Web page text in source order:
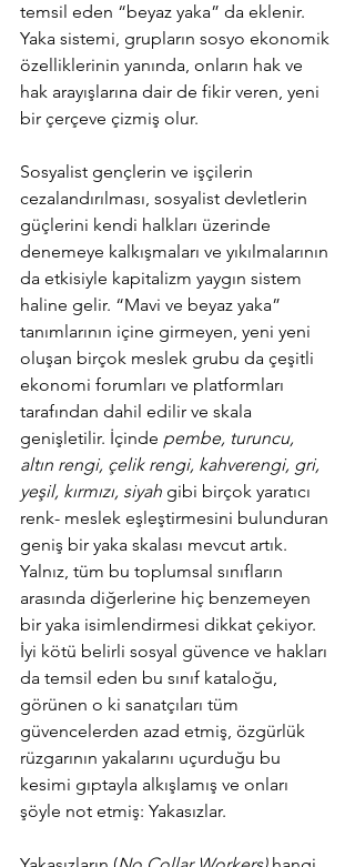
temsil eden “beyaz yaka” da eklenir.
Yaka sistemi, grupların sosyo ekonomik
özelliklerinin yanında, onların hak ve
hak arayışlarına dair de fikir veren, yeni
bir çerçeve çizmiş olur.
Sosyalist gençlerin ve işçilerin
cezalandırılması, sosyalist devletlerin
güçlerini kendi halkları üzerinde
denemeye kalkışmaları ve yıkılmalarının
da etkisiyle kapitalizm yaygın sistem
haline gelir. “Mavi ve beyaz yaka”
tanımlarının içine girmeyen, yeni yeni
oluşan birçok meslek grubu da çeşitli
ekonomi forumları ve platformları
tarafından dahil edilir ve skala
genişletilir. İçinde pembe, turuncu,
altın rengi, çelik rengi, kahverengi, gri,
yeşil, kırmızı, siyah gibi birçok yaratıcı
renk- meslek eşleştirmesini bulunduran
geniş bir yaka skalası mevcut artık.
Yalnız, tüm bu toplumsal sınıfların
arasında diğerlerine hiç benzemeyen
bir yaka isimlendirmesi dikkat çekiyor.
İyi kötü belirli sosyal güvence ve hakları
da temsil eden bu sınıf kataloğu,
görünen o ki sanatçıları tüm
güvencelerden azad etmiş, özgürlük
rüzgarının yakalarını uçurduğu bu
kesimi gıptayla alkışlamış ve onları
şöyle not etmiş: Yakasızlar.